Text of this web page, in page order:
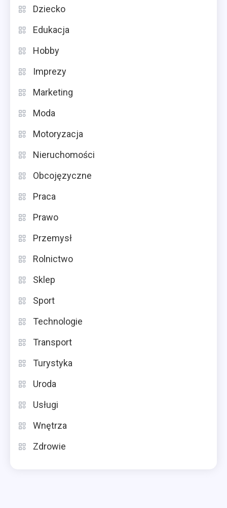
Dziecko
Edukacja
Hobby
Imprezy
Marketing
Moda
Motoryzacja
Nieruchomości
Obcojęzyczne
Praca
Prawo
Przemysł
Rolnictwo
Sklep
Sport
Technologie
Transport
Turystyka
Uroda
Usługi
Wnętrza
Zdrowie